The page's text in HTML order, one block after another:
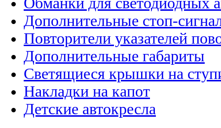
Дополнительные стоп-
Повторители указателей
Дополнительные габариты
Светящиеся крышки на
Накладки на капот
Детские автокресла